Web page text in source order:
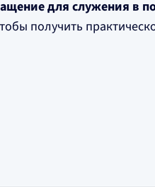
для служения в
получить